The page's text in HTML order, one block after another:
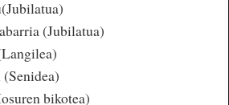
(Jubilatua)
bikotea)